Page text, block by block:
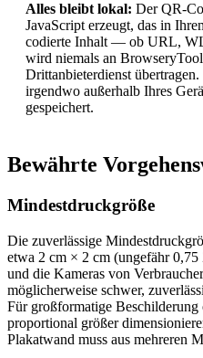
Alles bleibt lokal: Der QR-
JavaScript erzeugt, das in
codierte Inhalt — ob URL,
wird niemals an
Drittanbieterdienst
irgendwo außerhalb Ihres
gespeichert.
Bewährte
Mindestdruckgröße
Die zuverlässige
etwa 2 cm × 2 cm (ungefähr
und die Kameras von
möglicherweise schwer,
Für großformatige Beschilderung
proportional größer
Plakatwand muss aus mehreren